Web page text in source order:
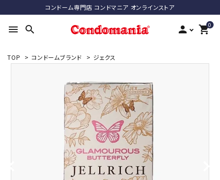
コンドーム専門店 コンドマニア オンラインストア
menu search person 0
shopping_cart
search
ACCOUNT MENU
ようこそ ゲスト 様
person 新規会員登録
最近チェックした商品
TOP > コンドームブランド > ジェクス